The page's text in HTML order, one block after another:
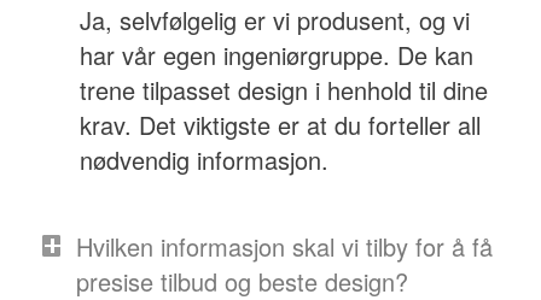
Ja, selvfølgelig er vi produsent, og vi
har vår egen ingeniørgruppe. De kan
trene tilpasset design i henhold til dine
krav. Det viktigste er at du forteller all
nødvendig informasjon.
Hvilken informasjon skal vi tilby for å få
presise tilbud og beste design?